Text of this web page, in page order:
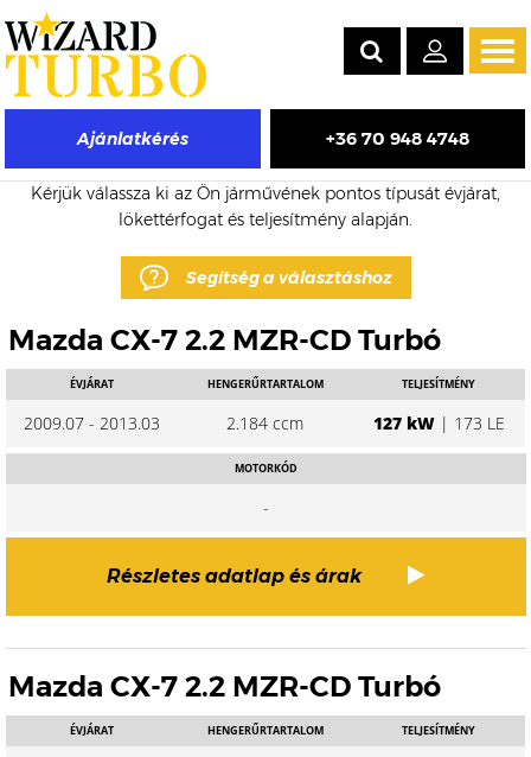
Ajánlatkérés +36 70 948 4748
Mazda CX-7 eladó turbó árak
Kérjük válassza ki az Ön járművének pontos típusát évjárat,
lökettérfogat és teljesítmény alapján.
Segítség a választáshoz
Mazda CX-7 2.2 MZR-CD Turbó
ÉVJÁRAT
2009.07 - 2013.03
HENGERŰRTARTALOM
2.184 ccm
TELJESÍTMÉNY
127 kW| 173 LE
MOTORKÓD
-
Részletes adatlap és árak
Mazda CX-7 2.2 MZR-CD Turbó
ÉVJÁRAT HENGERŰRTARTALOM TELJESÍTMÉNY